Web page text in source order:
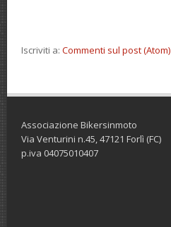
Iscriviti a: Commenti sul post (Atom)
Associazione Bikersinmoto
Via Venturini n.45, 47121 Forlì (FC)
p.iva 04075010407